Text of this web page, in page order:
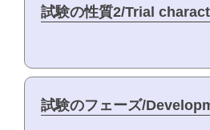
試験の性質2/Trial
試験のフェーズ/